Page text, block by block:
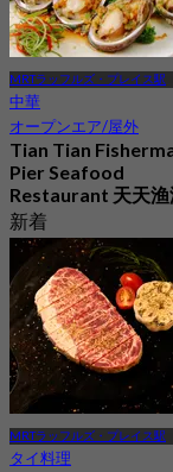
MRTラッフルズ・プレイス駅
中華
オープンエア/屋外
Tian Tian
Pier Seafood
Restaurant 天天渔
新着
4.4
から S$ 29.5
MRTラッフルズ・プレイス駅
タイ料理